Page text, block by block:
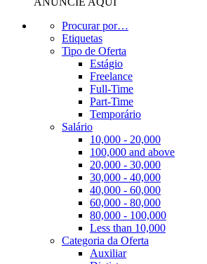
Procurar por…
Etiquetas
Tipo de Oferta
Estágio
Freelance
Full-Time
Part-Time
Temporário
Salário
10,000 - 20,000
100,000 and above
20,000 - 30,000
30,000 - 40,000
40,000 - 60,000
60,000 - 80,000
80,000 - 100,000
Less than 10,000
Categoria da Oferta
Auxiliar